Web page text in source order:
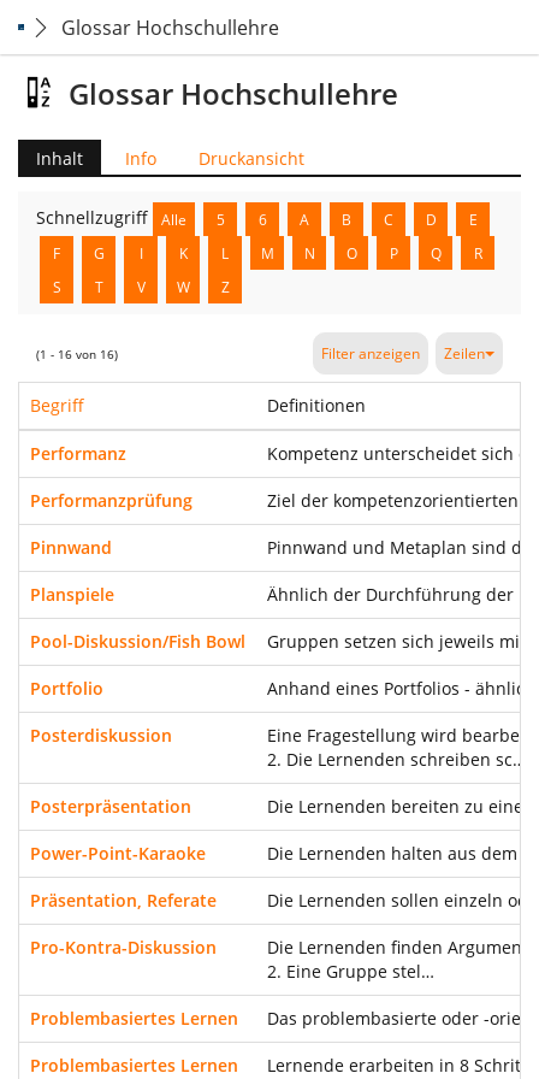
Glossar Hochschullehre
Glossar Hochschullehre
Inhalt Info Druckansicht
Schnellzugriff Alle 5 6 A B C D
E
F
G I K L M N O P Q
R
S
T V W Z
(1 - 16 von 16) Filter anzeigen Zeilen
Begriff Definitionen
Performanz Kompetenz unterscheidet sich
Performanzprüfung Ziel der kompetenzorientierten
Pinnwand Pinnwand und Metaplan sind
Planspiele Ähnlich der Durchführung der
Pool-Diskussion/Fish Bowl Gruppen setzen sich jeweils mit
Portfolio Anhand eines Portfolios -
Posterdiskussion
Eine Fragestellung wird
2. Die Lernenden schreiben sc…
Posterpräsentation Die Lernenden bereiten zu
Power-Point-Karaoke Die Lernenden halten aus dem
Präsentation, Referate Die Lernenden sollen einzeln
Pro-Kontra-Diskussion
Die Lernenden finden
2. Eine Gruppe stel…
Problembasiertes Lernen Das problembasierte oder -
Problembasiertes Lernen Lernende erarbeiten in 8